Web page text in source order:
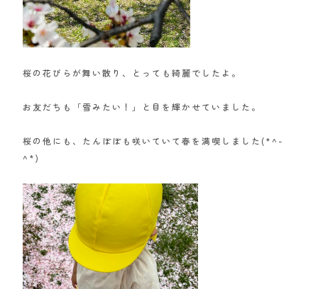
桜の花びらが舞い散り、とっても綺麗でしたよ。
お友だちも「雪みたい！」と目を輝かせていました。
桜の他にも、たんぽぽも咲いていて春を満喫しました(*^-
^*)